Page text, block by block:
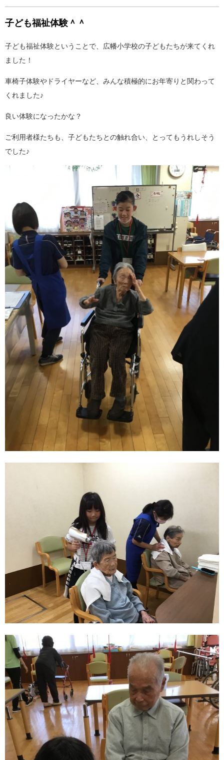
子ども福祉体験＾＾
子ども福祉体験ということで、広幡小学校の子どもたちが来てくれ
ました！
車椅子体験やドライヤーなど、みんな積極的にお年寄りと関わって
くれました♪
良い体験になったかな？
ご利用者様たちも、子どもたちとの触れ合い、とってもうれしそう
でした♪